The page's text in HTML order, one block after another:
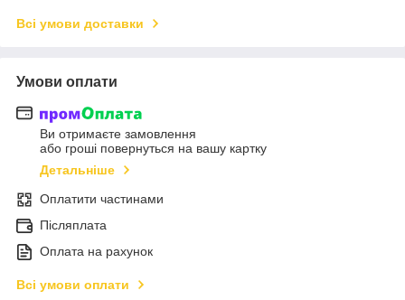
Всі умови доставки
Умови оплати
Ви отримаєте замовлення
або гроші повернуться на вашу картку
Детальніше
Оплатити частинами
Післяплата
Оплата на рахунок
Всі умови оплати